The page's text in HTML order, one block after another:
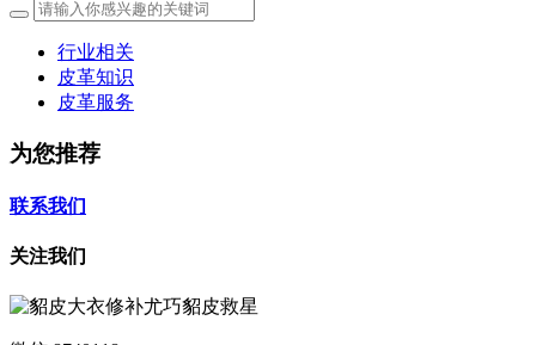
行业相关
皮革知识
皮革服务
为您推荐
联系我们
关注我们